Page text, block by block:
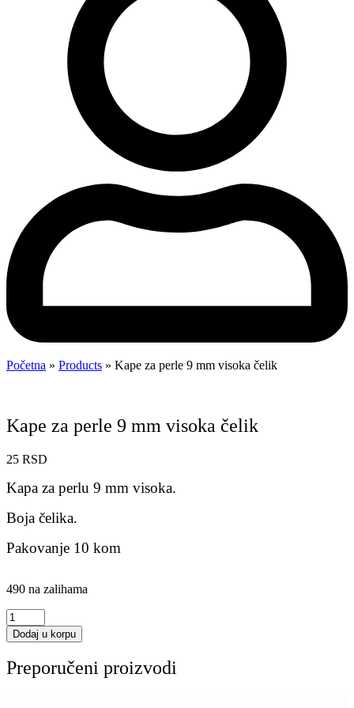
Početna » Products » Kape za perle 9 mm visoka čelik
Kape za perle 9 mm visoka čelik
25 RSD
Kapa za perlu 9 mm visoka.
Boja čelika.
Pakovanje 10 kom
490 na zalihama
Kape
za
perle
mm
Dodaj u korpu
Preporučeni proizvodi